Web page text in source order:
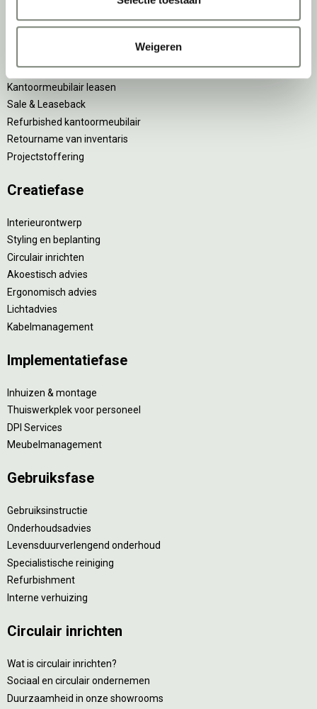
Weigeren
Furniture as a Service
Kantoormeubilair leasen
Sale & Leaseback
Refurbished kantoormeubilair
Retourname van inventaris
Projectstoffering
Creatiefase
Interieurontwerp
Styling en beplanting
Circulair inrichten
Akoestisch advies
Ergonomisch advies
Lichtadvies
Kabelmanagement
Implementatiefase
Inhuizen & montage
Thuiswerkplek voor personeel
DPI Services
Meubelmanagement
Gebruiksfase
Gebruiksinstructie
Onderhoudsadvies
Levensduurverlengend onderhoud
Specialistische reiniging
Refurbishment
Interne verhuizing
Circulair inrichten
Wat is circulair inrichten?
Sociaal en circulair ondernemen
Duurzaamheid in onze showrooms